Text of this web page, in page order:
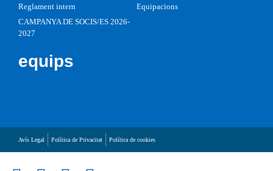
Reglament intern
Equipacions
CAMPANYA DE SOCIS/ES 2026-
2027
equips
Avís Legal Política de Privacitat Política de cookies